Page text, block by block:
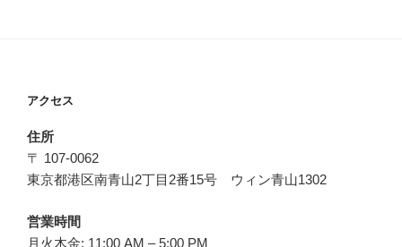
アクセス
住所
〒 107-0062
東京都港区南青山2丁目2番15号 ウィン青山1302
営業時間
月火木金: 11:00 AM – 5:00 PM